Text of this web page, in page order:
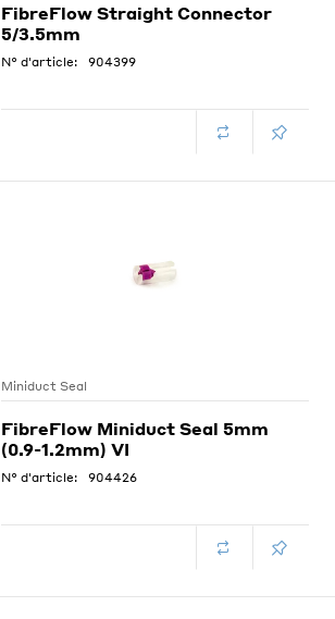
FibreFlow Straight Connector
5/3.5mm
N° d'article: 904399
Miniduct Seal
FibreFlow Miniduct Seal 5mm
(0.9-1.2mm) VI
N° d'article: 904426